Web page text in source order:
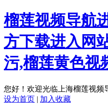
榴莲视频导航
方下载进入网
污,榴莲黄色视
您好！欢迎光临上海榴莲视频
设为首页 | 加入收藏